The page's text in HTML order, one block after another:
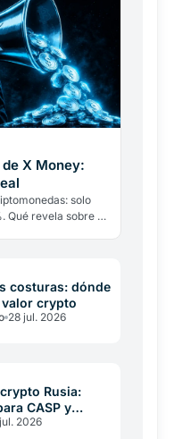
X Money:
solo
Qué revela sobre la
costuras: dónde
crypto
28 jul. 2026
Rusia:
CASP y
2026